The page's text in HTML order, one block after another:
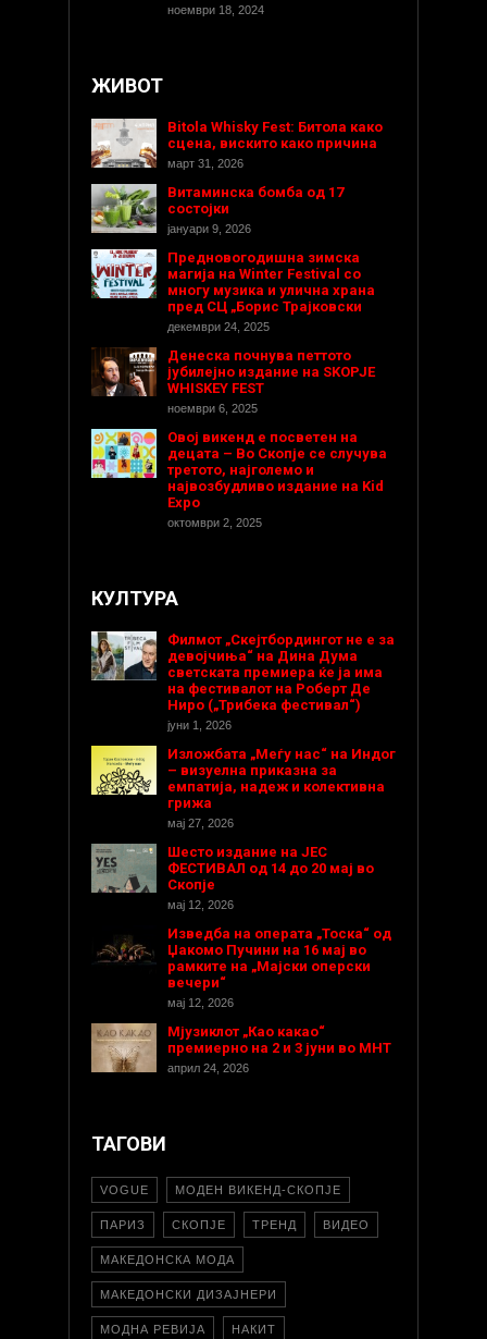
ноември 18, 2024
ЖИВОТ
Bitola Whisky Fest: Битола како
сцена, вискито како причина
март 31, 2026
Витаминска бомба од 17
состојки
јануари 9, 2026
Предновогодишнa зимска
магија на Winter Festival со
многу музика и улична храна
пред СЦ „Борис Трајковски
декември 24, 2025
Денеска почнува петтото
јубилејно издание на SKOPJE
WHISKEY FEST
ноември 6, 2025
Овој викенд е посветен на
децата – Во Скопје се случува
третото, најголемо и
највозбудливо издание на Kid
Expo
октомври 2, 2025
КУЛТУРА
Филмот „Скејтбордингот не е за
девојчиња“ на Дина Дума
светската премиера ќе ја има
на фестивалот на Роберт Де
Ниро („Трибека фестивал“)
јуни 1, 2026
Изложбата „Меѓу нас“ на Индог
– визуелна приказна за
емпатија, надеж и колективна
грижа
мај 27, 2026
Шесто издание на ЈЕС
ФЕСТИВАЛ од 14 до 20 мај во
Скопје
мај 12, 2026
Изведба на операта „Тоска“ од
Џакомо Пучини на 16 мај во
рамките на „Мајски оперски
вечери“
мај 12, 2026
Мјузиклот „Као какао“
премиерно на 2 и 3 јуни во МНТ
април 24, 2026
ТАГОВИ
VOGUE МОДЕН ВИКЕНД-СКОПЈЕ
ПАРИЗ СКОПЈЕ ТРЕНД ВИДЕО
МАКЕДОНСКА МОДА
МАКЕДОНСКИ ДИЗАЈНЕРИ
МОДНА РЕВИЈА НАКИТ